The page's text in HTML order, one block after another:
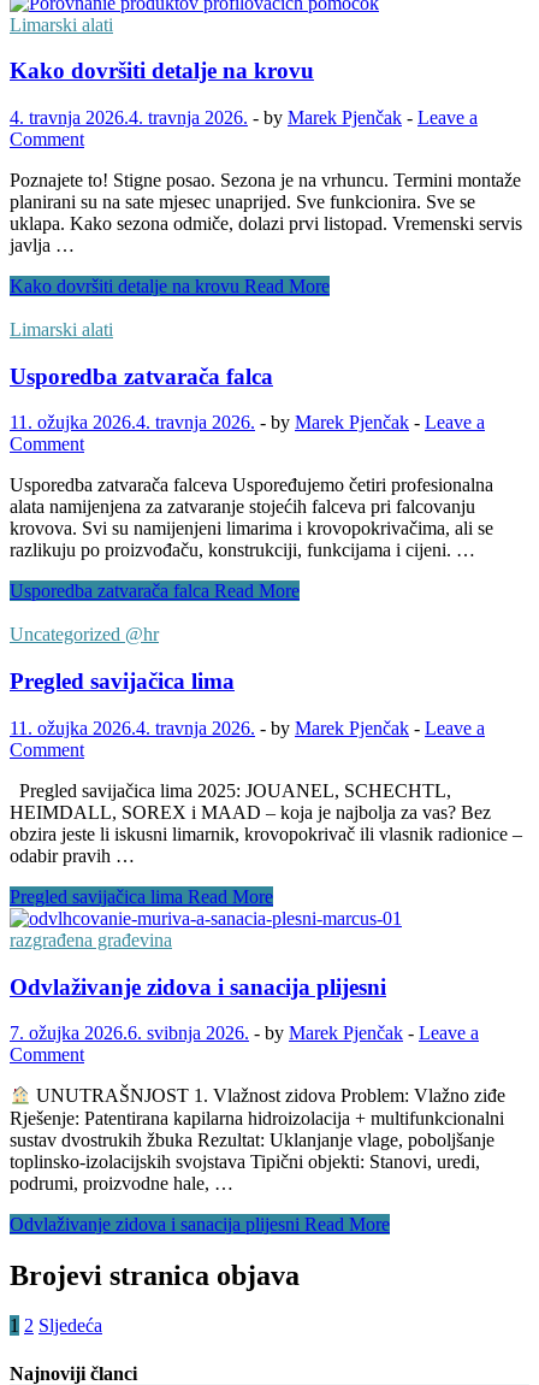
Limarski alati
Kako dovršiti detalje na krovu
4. travnja 2026.4. travnja 2026. - by Marek Pjenčak - Leave a
Comment
Poznajete to! Stigne posao. Sezona je na vrhuncu. Termini montaže
planirani su na sate mjesec unaprijed. Sve funkcionira. Sve se
uklapa. Kako sezona odmiče, dolazi prvi listopad. Vremenski servis
javlja …
Kako dovršiti detalje na krovu Read More
Limarski alati
Usporedba zatvarača falca
11. ožujka 2026.4. travnja 2026. - by Marek Pjenčak - Leave a
Comment
Usporedba zatvarača falceva Uspoređujemo četiri profesionalna
alata namijenjena za zatvaranje stojećih falceva pri falcovanju
krovova. Svi su namijenjeni limarima i krovopokrivačima, ali se
razlikuju po proizvođaču, konstrukciji, funkcijama i cijeni. …
Usporedba zatvarača falca Read More
Uncategorized @hr
Pregled savijačica lima
11. ožujka 2026.4. travnja 2026. - by Marek Pjenčak - Leave a
Comment
Pregled savijačica lima 2025: JOUANEL, SCHECHTL,
HEIMDALL, SOREX i MAAD – koja je najbolja za vas? Bez
obzira jeste li iskusni limarnik, krovopokrivač ili vlasnik radionice –
odabir pravih …
Pregled savijačica lima Read More
razgrađena građevina
Odvlaživanje zidova i sanacija plijesni
7. ožujka 2026.6. svibnja 2026. - by Marek Pjenčak - Leave a
Comment
UNUTRAŠNJOST 1. Vlažnost zidova Problem: Vlažno ziđe
Rješenje: Patentirana kapilarna hidroizolacija + multifunkcionalni
sustav dvostrukih žbuka Rezultat: Uklanjanje vlage, poboljšanje
toplinsko-izolacijskih svojstava Tipični objekti: Stanovi, uredi,
podrumi, proizvodne hale, …
Odvlaživanje zidova i sanacija plijesni Read More
Brojevi stranica objava
1 2 Sljedeća
Najnoviji članci